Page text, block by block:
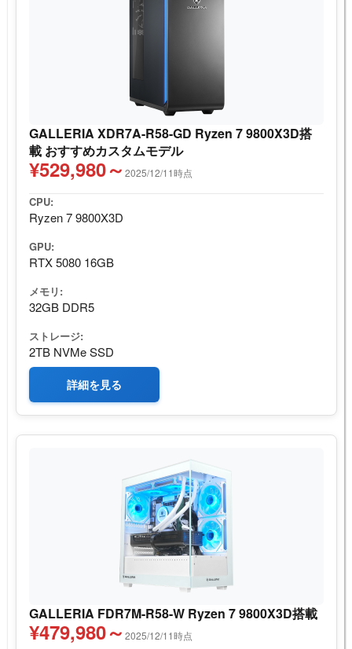
GALLERIA XDR7A-R58-GD Ryzen 7 9800X3D搭
載 おすすめカスタムモデル
¥529,980～ 2025/12/11時点
CPU:
Ryzen 7 9800X3D
GPU:
RTX 5080 16GB
メモリ:
32GB DDR5
ストレージ:
2TB NVMe SSD
詳細を見る
GALLERIA FDR7M-R58-W Ryzen 7 9800X3D搭載
¥479,980～ 2025/12/11時点